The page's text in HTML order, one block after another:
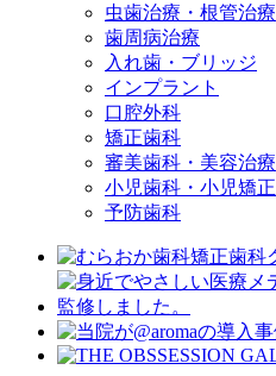
虫歯治療・根管治療
歯周病治療
入れ歯・ブリッジ
インプラント
口腔外科
矯正歯科
審美歯科・美容治療
小児歯科・小児矯正
予防歯科